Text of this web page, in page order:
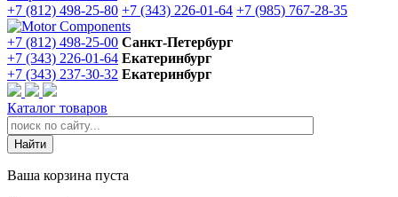
+7 (812) 498-25-80 +7 (343) 226-01-64 +7 (985) 767-28-35
+7 (812) 498-25-00 Санкт-Петербург
+7 (343) 226-01-64 Екатеринбург
+7 (343) 237-30-32 Екатеринбург
Каталог товаров
Ваша корзина пуста